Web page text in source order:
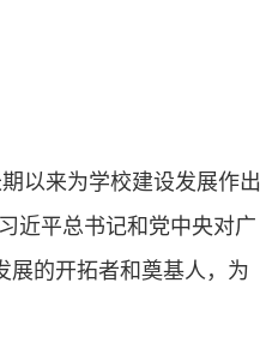
以来为学校建设发展作出
近平总书记和党中央对广
展的开拓者和奠基人，为